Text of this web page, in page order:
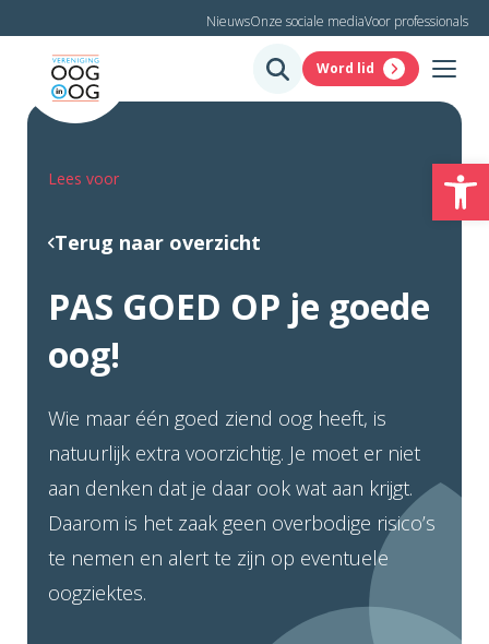
NieuwsOnze sociale mediaVoor professionals
Word lid
Lees voor
Terug naar overzicht
PAS GOED OP je goede
oog!
Wie maar één goed ziend oog heeft, is
natuurlijk extra voorzichtig. Je moet er niet
aan denken dat je daar ook wat aan krijgt.
Daarom is het zaak geen overbodige risico’s
te nemen en alert te zijn op eventuele
oogziektes.